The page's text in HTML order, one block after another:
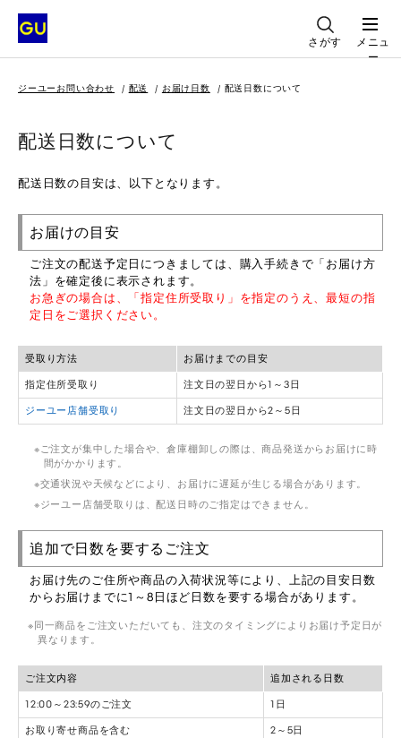
さがす
メニュ
ー
ジーユーお問い合わせ 配送 お届け日数 配送日数について
配送日数について
配送日数の目安は、以下となります。
お届けの目安
ご注文の配送予定日につきましては、購入手続きで「お届け方
法」を確定後に表示されます。
お急ぎの場合は、「指定住所受取り」を指定のうえ、最短の指
定日をご選択ください。
受取り方法 お届けまでの目安
指定住所受取り 注文日の翌日から1～3日
ジーユー店舗受取り 注文日の翌日から2～5日
ご注文が集中した場合や、倉庫棚卸しの際は、商品発送からお届けに時
間がかかります。
交通状況や天候などにより、お届けに遅延が生じる場合があります。
ジーユー店舗受取りは、配送日時のご指定はできません。
追加で日数を要するご注文
お届け先のご住所や商品の入荷状況等により、上記の目安日数
からお届けまでに1～8日ほど日数を要する場合があります。
同一商品をご注文いただいても、注文のタイミングによりお届け予定日が
異なります。
ご注文内容 追加される日数
12:00～23:59のご注文 1日
お取り寄せ商品を含む 2～5日